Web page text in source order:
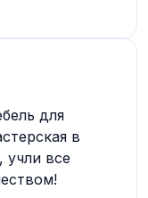
для
в
учли все